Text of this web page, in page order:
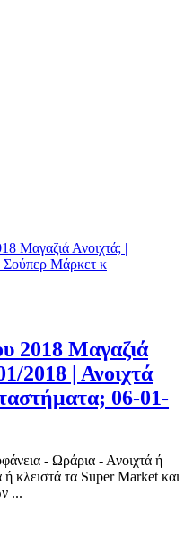
2018 Μαγαζιά
2018 | Ανοιχτά
06-01-
- Ωράρια - Ανοιχτά ή
κλειστά τα Super Market και
...